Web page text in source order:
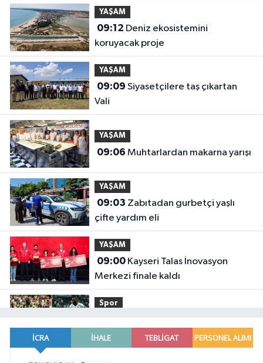
YAŞAM
09:12
koruyacak proje
YAŞAM
09:09
Vali
YAŞAM
09:06 Muhtarlardan makarna yarışı
YAŞAM
09:03
çifte yardım eli
YAŞAM
09:00Kayseri Talas İnovasyon
Merkezi finale kaldı
Spor
Beşiktaş'a mı geliyor?